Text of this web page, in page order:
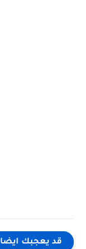
قد يعجبك ايضا